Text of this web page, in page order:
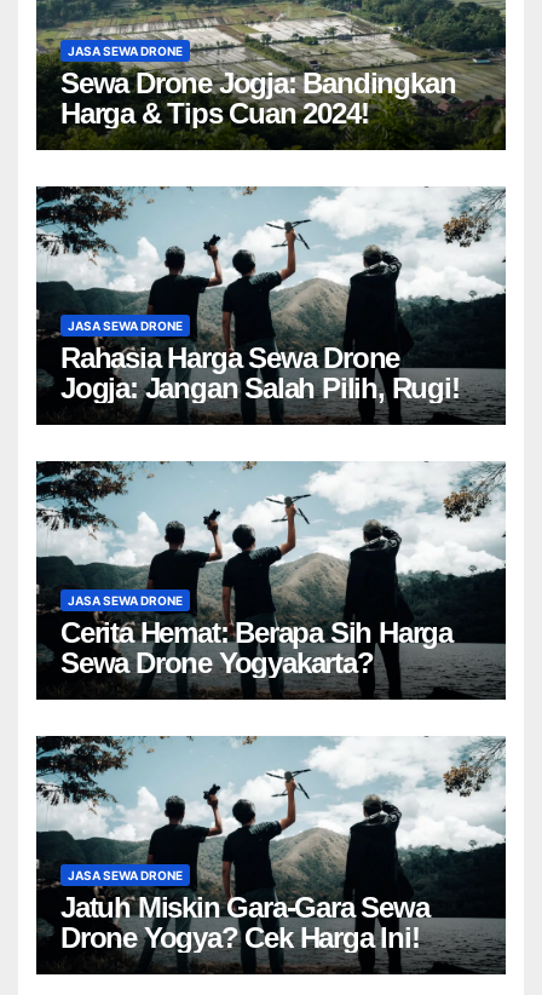
JASA SEWA DRONE
Sewa Drone Jogja: Bandingkan
Harga & Tips Cuan 2024!
JASA SEWA DRONE
Rahasia Harga Sewa Drone
Jogja: Jangan Salah Pilih, Rugi!
JASA SEWA DRONE
Cerita Hemat: Berapa Sih Harga
Sewa Drone Yogyakarta?
JASA SEWA DRONE
Jatuh Miskin Gara-Gara Sewa
Drone Yogya? Cek Harga Ini!